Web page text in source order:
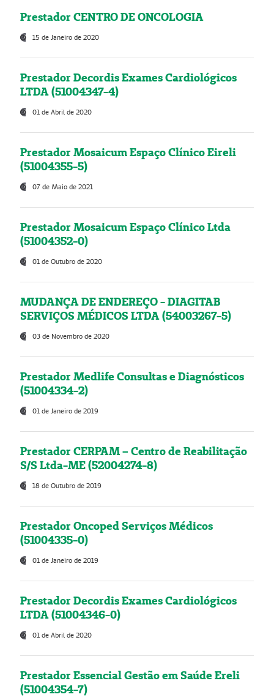
Prestador CENTRO DE ONCOLOGIA
15 de Janeiro de 2020
Prestador Decordis Exames Cardiológicos
LTDA (51004347-4)
01 de Abril de 2020
Prestador Mosaicum Espaço Clínico Eireli
(51004355-5)
07 de Maio de 2021
Prestador Mosaicum Espaço Clínico Ltda
(51004352-0)
01 de Outubro de 2020
MUDANÇA DE ENDEREÇO - DIAGITAB
SERVIÇOS MÉDICOS LTDA (54003267-5)
03 de Novembro de 2020
Prestador Medlife Consultas e Diagnósticos
(51004334-2)
01 de Janeiro de 2019
Prestador CERPAM – Centro de Reabilitação
S/S Ltda-ME (52004274-8)
18 de Outubro de 2019
Prestador Oncoped Serviços Médicos
(51004335-0)
01 de Janeiro de 2019
Prestador Decordis Exames Cardiológicos
LTDA (51004346-0)
01 de Abril de 2020
Prestador Essencial Gestão em Saúde Ereli
(51004354-7)